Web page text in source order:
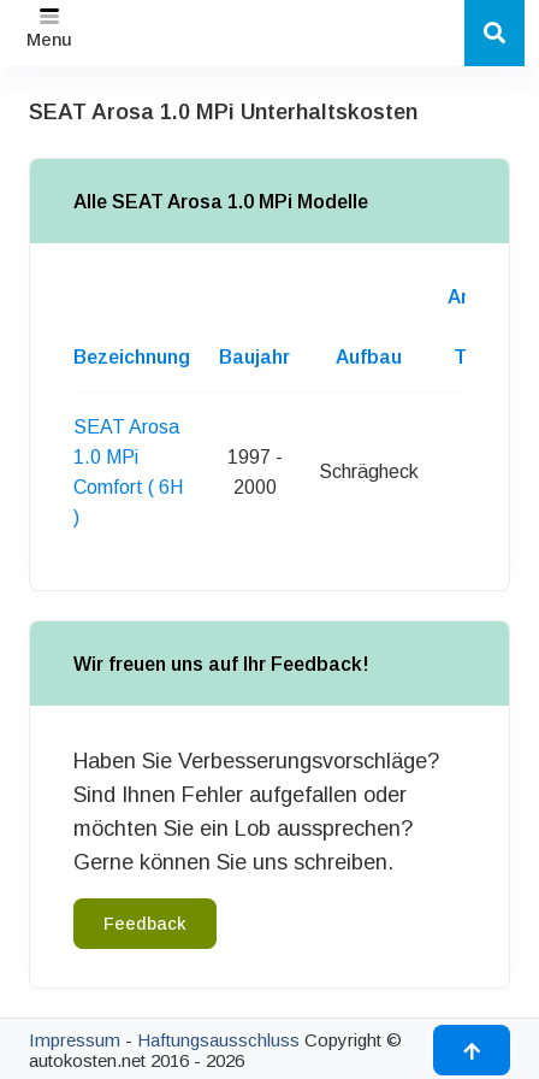
Menu
SEAT Arosa 1.0 MPi Unterhaltskosten
Alle SEAT Arosa 1.0 MPi Modelle
Bezeichnung Baujahr Aufbau
Anzahl
Turen
SEAT Arosa
1.0 MPi
Comfort ( 6H
)
1997 -
2000
Schrägheck
Wir freuen uns auf Ihr Feedback!
Haben Sie Verbesserungsvorschläge?
Sind Ihnen Fehler aufgefallen oder
möchten Sie ein Lob aussprechen?
Gerne können Sie uns schreiben.
Feedback
Impressum - Haftungsausschluss Copyright ©
autokosten.net 2016 - 2026